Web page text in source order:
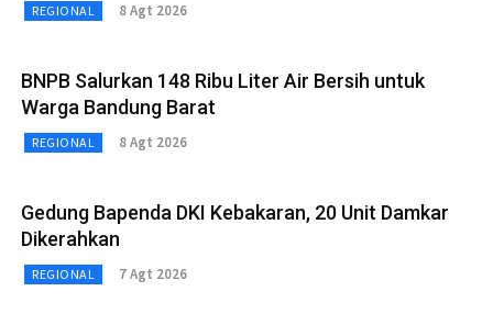
REGIONAL 8 Agt 2026
BNPB Salurkan 148 Ribu Liter Air Bersih untuk
Warga Bandung Barat
REGIONAL 8 Agt 2026
Gedung Bapenda DKI Kebakaran, 20 Unit Damkar
Dikerahkan
REGIONAL 7 Agt 2026